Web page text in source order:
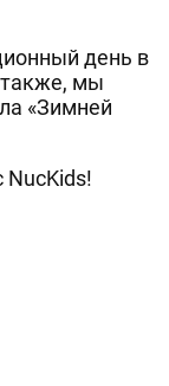
день в
также, мы
«Зимней
NucKids!